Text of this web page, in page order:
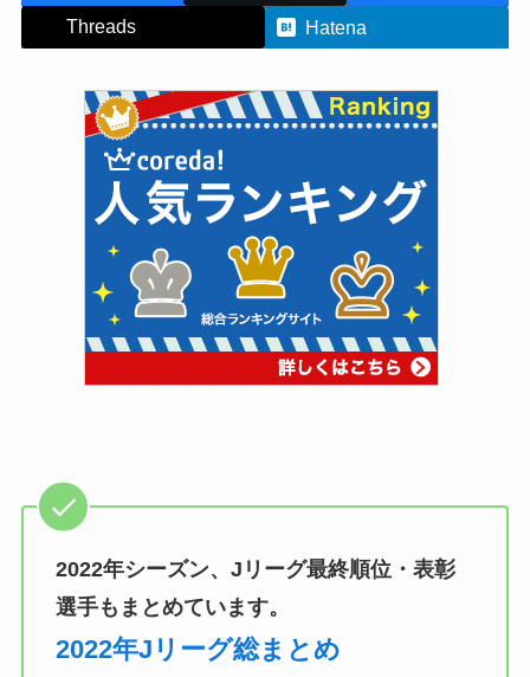
Threads
Hatena
2022年シーズン、Jリーグ最終順位・表彰
選手もまとめています。
2022年Jリーグ総まとめ